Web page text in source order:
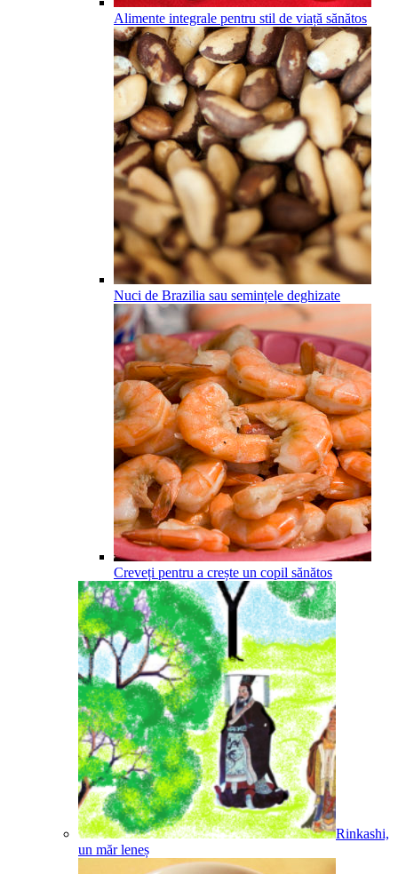
Alimente integrale pentru stil de viață sănătos
Nuci de Brazilia sau semințele deghizate
Creveți pentru a crește un copil sănătos
Rinkashi,
un măr leneș